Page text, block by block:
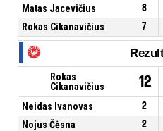
Matas Jacevičius 8
Rokas Cikanavičius
7
Rokas
Cikanavičius
12
Neidas Ivanovas
2
Nojus Čėsna
2